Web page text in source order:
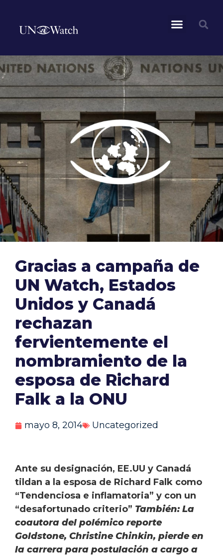
Gracias a campaña de
UN Watch, Estados
Unidos y Canadá
rechazan
fervientemente el
nombramiento de la
esposa de Richard
Falk a la ONU
mayo 8, 2014 Uncategorized
Ante su designación, EE.UU y Canadá
tildan a la esposa de Richard Falk como
“Tendenciosa e inflamatoria” y con un
“desafortunado criterio” También: La
coautora del polémico reporte
Goldstone, Christine Chinkin, pierde en
la carrera para postulación a cargo a